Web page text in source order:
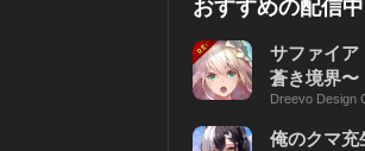
おすすめの配信
サファイア
蒼き境界〜
Dreevo Design
俺のクマ充